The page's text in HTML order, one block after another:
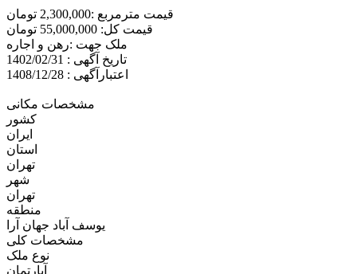
قیمت مترمربع :2,300,000 تومان
قیمت کل: 55,000,000 تومان
ملک جهت :رهن و اجاره
تاریخ آگهی : 1402/02/31
اعتبارآگهی : 1408/12/28
مشخصات مکانی
کشور
ایران
استان
تهران
شهر
تهران
منطقه
یوسف آباد جهان آرا
مشخصات کلی
نوع ملک
آپارتمان